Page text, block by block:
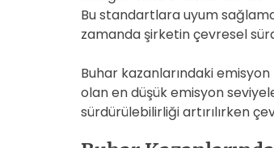
Bu standartlara uyum
zamanda şirketin çevresel
Buhar kazanlarındaki
olan en düşük emisyon
sürdürülebilirliği artırılırken